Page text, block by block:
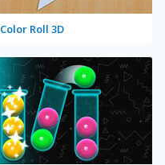
Color Roll 3D